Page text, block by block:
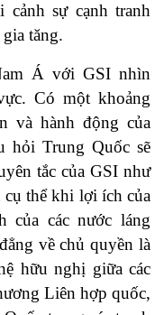
sự cạnh tranh
tăng.
Á với GSI nhìn
Có một khoảng
và hành động của
hỏi Trung Quốc sẽ
tắc của GSI như
cụ thể khi lợi ích của
các nước láng
về chủ quyền là
hữu nghị giữa các
Liên hợp quốc,